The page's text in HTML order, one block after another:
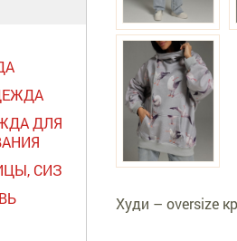
ДЛЯ
СИЗ
Худи – oversize